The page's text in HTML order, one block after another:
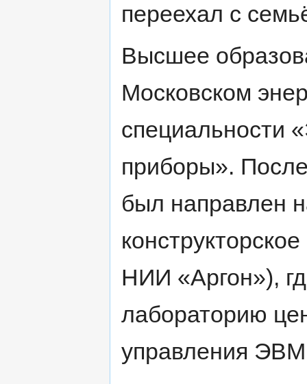
переехал с
Высшее
Московском
специальности
приборы».
был направлен
НИИ «Аргон»),
лабораторию
управления